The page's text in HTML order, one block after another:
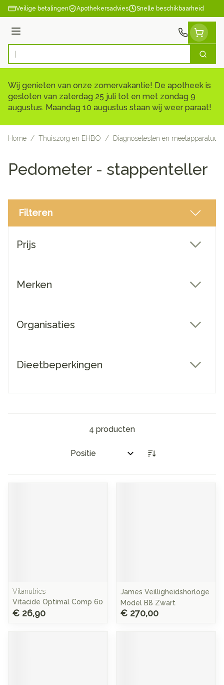
Ga naar de inhoud
Veilige betalingen Apothekersadvies Snelle beschikbaarheid
Menu
Product, merk, categorie... Zoek
Wij genieten van onze zomervakantie! De apotheek is
gesloten van zaterdag 25 juli tot en met zondag 9
augustus. Maandag 10 augustus staan wij weer paraat!
Home / Thuiszorg en EHBO / Diagnosetesten en meetapparatuur
Pedometer - stappenteller
Filteren
Prijs
Merken
Organisaties
Dieetbeperkingen
4 producten
Sorteer op:
Vitanutrics
Vitacide Optimal Comp 60
€ 26,90
James Veilligheidshorloge
Model B8 Zwart
€ 270,00